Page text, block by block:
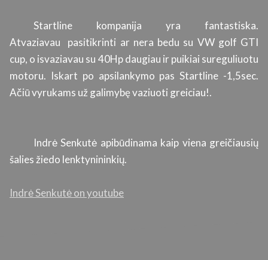
Startline kompanija yra fantastiska.
Atvaziavau pasitikrinti ar nera bedu su VW golf GTI
cup, o isvaziavau su 40Hp daugiau ir puikiai sureguliuotu
motoru. Iskart po apsilankymo pas Startline -1,5sec.
Ačiū vyrukams už galimybę vaziuoti greiciau!.
Indrė Senkutė apibūdinama kaip viena greičiausių
šalies žiedo lenktynininkių.
Indrė Senkutė on youtube